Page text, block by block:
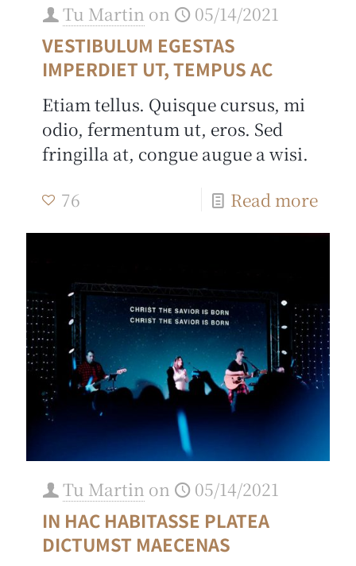
Tu Martin on 05/14/2021
VESTIBULUM EGESTAS
IMPERDIET UT, TEMPUS AC
Etiam tellus. Quisque cursus, mi
odio, fermentum ut, eros. Sed
fringilla at, congue augue a wisi.
76
Read more
Tu Martin on 05/14/2021
IN HAC HABITASSE PLATEA
DICTUMST MAECENAS